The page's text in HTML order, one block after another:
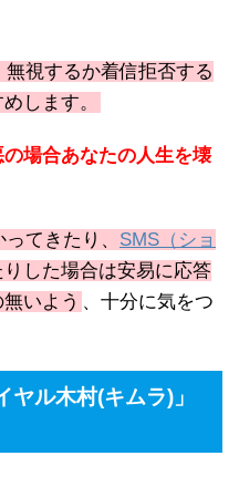
視するか着信拒否する
します。
場合あなたの人生を壊
てきたり、 SMS（ショ
した場合は安易に応答
いよう 、十分に気をつ
ル木村(キムラ)」